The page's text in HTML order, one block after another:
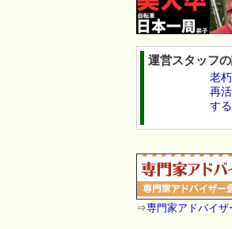
運営スタッフ
老
再
す
⇒専門家アドバイザ